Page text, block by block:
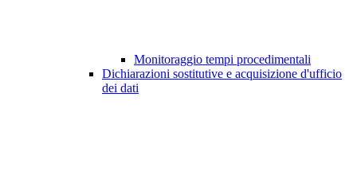
Monitoraggio tempi procedimentali
Dichiarazioni sostitutive e acquisizione d'ufficio
dei dati